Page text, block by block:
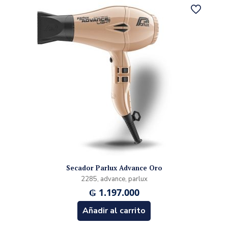
Secador Parlux Advance Oro
2285, advance, parlux
₲1.197.000
Añadir al carrito